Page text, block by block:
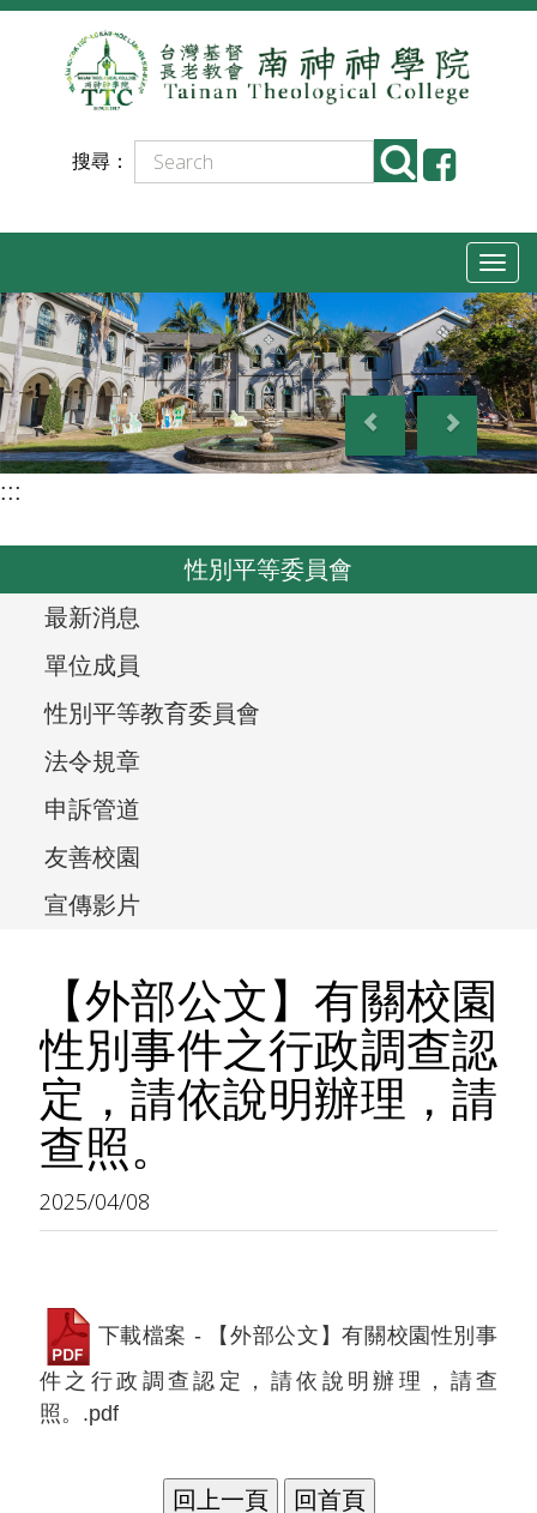
跳
搜尋：
T
o
g
g
l
e
i
P
r
e
o
e
x
:::
性別平等委員會
T
r
e
e
v
i
e
最新消息
單位成員
性別平等教育委員會
法令規章
申訴管道
友善校園
宣傳影片
【外部公文】有關校園
性別事件之行政調查認
定，請依說明辦理，請
查照。
2025/04/08
下載檔案 - 【外部公文】有關校園性別事
件之行政調查認定，請依說明辦理，請查
照。.pdf